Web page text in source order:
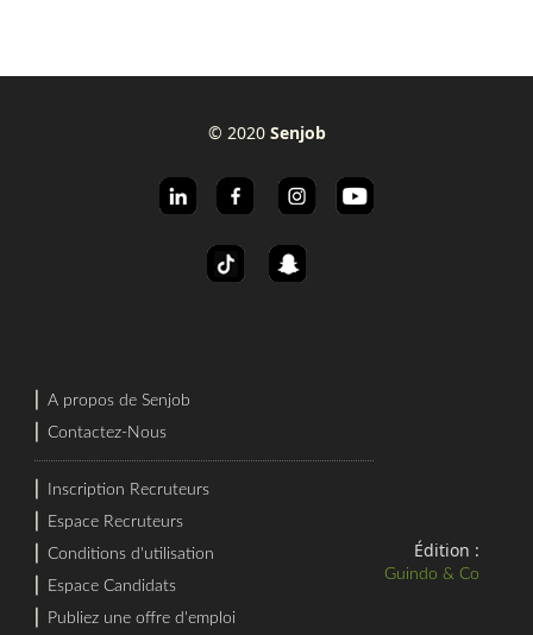
© 2020 Senjob
A propos de Senjob
Contactez-Nous
Inscription Recruteurs
Espace Recruteurs
Conditions d'utilisation
Espace Candidats
Publiez une offre d'emploi
Édition :
Guindo & Co